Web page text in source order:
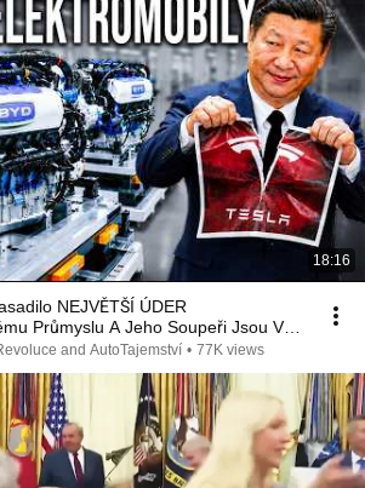
18:16
NEJVĚTŠÍ ÚDER
Průmyslu A Jeho Soupeři Jsou V
and AutoTajemství • 77K views